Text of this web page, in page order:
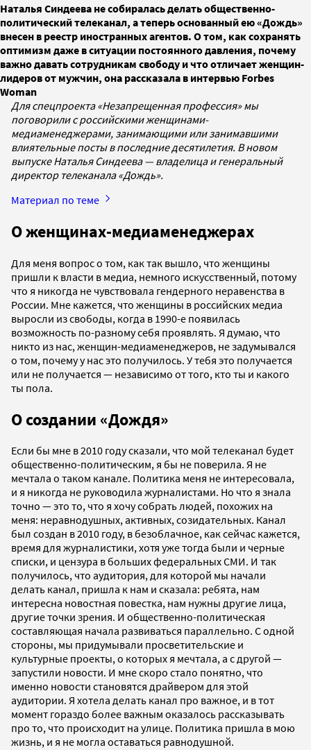
Наталья Синдеева не собиралась делать общественно-
политический телеканал, а теперь основанный ею «Дождь»
внесен в реестр иностранных агентов. О том, как сохранять
оптимизм даже в ситуации постоянного давления, почему
важно давать сотрудникам свободу и что отличает женщин-
лидеров от мужчин, она рассказала в интервью Forbes
Woman
Для спецпроекта «Незапрещенная профессия» мы
поговорили с российскими женщинами-
медиаменеджерами, занимающими или занимавшими
влиятельные посты в последние десятилетия. В новом
выпуске Наталья Синдеева — владелица и генеральный
директор телеканала «Дождь».
Материал по теме
О женщинах-медиаменеджерах
Для меня вопрос о том, как так вышло, что женщины
пришли к власти в медиа, немного искусственный, потому
что я никогда не чувствовала гендерного неравенства в
России. Мне кажется, что женщины в российских медиа
выросли из свободы, когда в 1990-е появилась
возможность по-разному себя проявлять. Я думаю, что
никто из нас, женщин-медиаменеджеров, не задумывался
о том, почему у нас это получилось. У тебя это получается
или не получается — независимо от того, кто ты и какого
ты пола.
О создании «Дождя»
Если бы мне в 2010 году сказали, что мой телеканал будет
общественно-политическим, я бы не поверила. Я не
мечтала о таком канале. Политика меня не интересовала,
и я никогда не руководила журналистами. Но что я знала
точно — это то, что я хочу собрать людей, похожих на
меня: неравнодушных, активных, созидательных. Канал
был создан в 2010 году, в безоблачное, как сейчас кажется,
время для журналистики, хотя уже тогда были и черные
списки, и цензура в больших федеральных СМИ. И так
получилось, что аудитория, для которой мы начали
делать канал, пришла к нам и сказала: ребята, нам
интересна новостная повестка, нам нужны другие лица,
другие точки зрения. И общественно-политическая
составляющая начала развиваться параллельно. С одной
стороны, мы придумывали просветительские и
культурные проекты, о которых я мечтала, а с другой —
запустили новости. И мне скоро стало понятно, что
именно новости становятся драйвером для этой
аудитории. Я хотела делать канал про важное, и в тот
момент гораздо более важным оказалось рассказывать
про то, что происходит на улице. Политика пришла в мою
жизнь, и я не могла оставаться равнодушной.